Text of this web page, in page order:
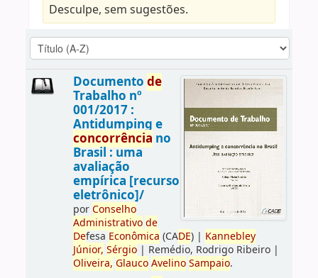
Desculpe, sem sugestões.
Documento de
Trabalho nº
001/2017 :
Antidumping e
concorrência no
Brasil : uma
avaliação
empírica [recurso
eletrônico]/
porConselho
Administrativo de
Defesa Econômica (CADE)| Kannebley
Júnior, Sérgio| Remédio, Rodrigo Ribeiro|
Oliveira, Glauco Avelino Sampaio.